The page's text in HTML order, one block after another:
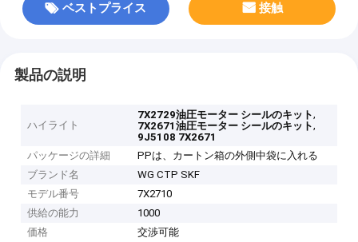
ベストプライス 接触
製品の説明
ハイライト
7X2729油圧モーター シールのキット,
7X2671油圧モーター シールのキット,
9J5108 7X2671
パッケージの詳細
PPは、カートン箱の外側中袋に入れる
ブランド名
WG CTP SKF
モデル番号
7X2710
供給の能力
1000
価格
交渉可能